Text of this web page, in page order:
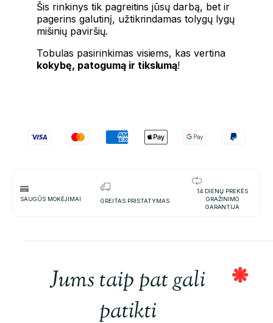
Šis rinkinys tik pagreitins jūsų darbą, bet ir
pagerins galutinį, užtikrindamas tolygų lygų
mišinių paviršių.
Tobulas pasirinkimas visiems, kas vertina
kokybę, patogumą ir tikslumą!
SAUGŪS MOKĖJIMAI GREITAS PRISTATYMAS
14 DIENŲ PREKĖS
GRAŽINIMO
GARANTIJA
Jums taip pat gali
patikti